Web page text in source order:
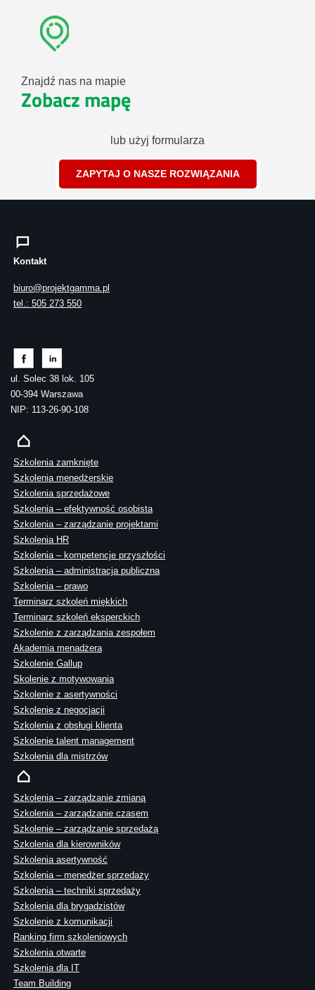
Znajdź nas na mapie
Zobacz mapę
lub użyj formularza
ZAPYTAJ O NASZE ROZWIĄZANIA
Kontakt
biuro@projektgamma.pl
tel.: 505 273 550
ul. Solec 38 lok. 105
00-394 Warszawa
NIP: 113-26-90-108
Szkolenia zamknięte
Szkolenia menedżerskie
Szkolenia sprzedażowe
Szkolenia – efektywność osobista
Szkolenia – zarządzanie projektami
Szkolenia HR
Szkolenia – kompetencje przyszłości
Szkolenia – administracja publiczna
Szkolenia – prawo
Terminarz szkoleń miękkich
Terminarz szkoleń eksperckich
Szkolenie z zarządzania zespołem
Akademia menadżera
Szkolenie Gallup
Skolenie z motywowania
Szkolenie z asertywności
Szkolenie z negocjacji
Szkolenia z obsługi klienta
Szkolenie talent management
Szkolenia dla mistrzów
Szkolenia – zarządzanie zmianą
Szkolenia – zarządzanie czasem
Szkolenie – zarządzanie sprzedażą
Szkolenia dla kierowników
Szkolenia asertywność
Szkolenia – menedżer sprzedaży
Szkolenia – techniki sprzedaży
Szkolenia dla brygadzistów
Szkolenie z komunikacji
Ranking firm szkoleniowych
Szkolenia otwarte
Szkolenia dla IT
Team Building